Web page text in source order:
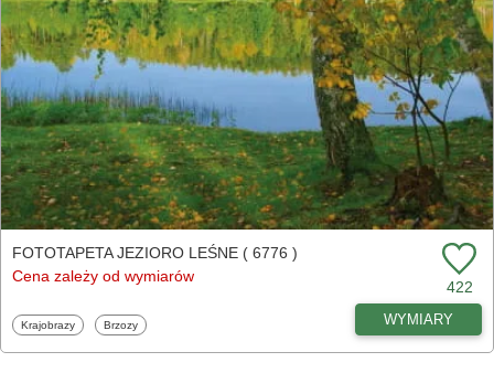
FOTOTAPETA JEZIORO LEŚNE ( 6776 )
Cena zależy od wymiarów
422
Fototapety
Krajobrazy Fototapety
Brzozy WYMIARY